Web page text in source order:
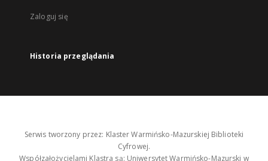
Zaloguj się
Historia przeglądania
Serwis tworzony przez: Klaster Warmińsko-Mazurskiej Biblioteki
Cyfrowej.
Współzałożycielami Klastra są: Uniwersytet Warmińsko-Mazurski w